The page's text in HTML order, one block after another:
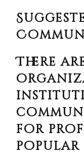
There
for
popular